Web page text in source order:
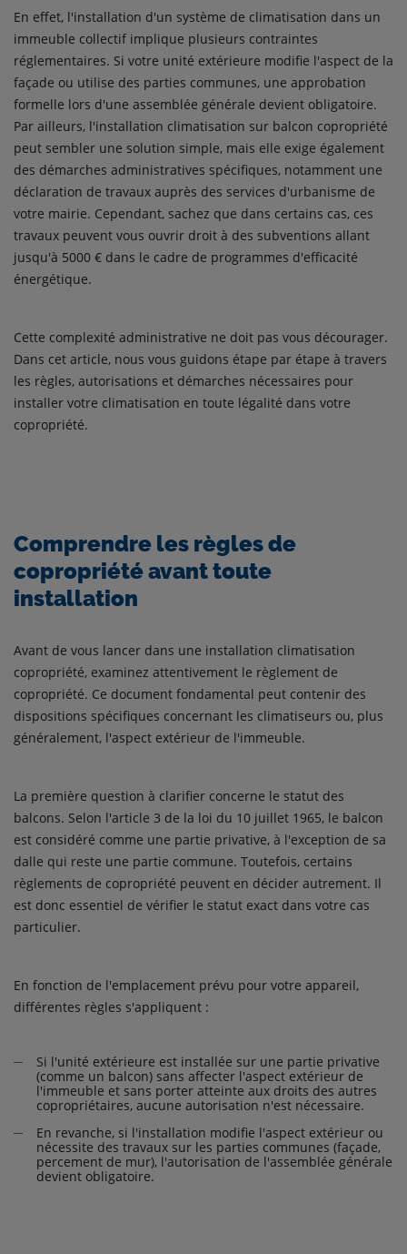
En effet, l'installation d'un système de climatisation dans un
immeuble collectif implique plusieurs contraintes
réglementaires. Si votre unité extérieure modifie l'aspect de la
façade ou utilise des parties communes, une approbation
formelle lors d'une assemblée générale devient obligatoire.
Par ailleurs, l'installation climatisation sur balcon copropriété
peut sembler une solution simple, mais elle exige également
des démarches administratives spécifiques, notamment une
déclaration de travaux auprès des services d'urbanisme de
votre mairie. Cependant, sachez que dans certains cas, ces
travaux peuvent vous ouvrir droit à des subventions allant
jusqu'à 5000 € dans le cadre de programmes d'efficacité
énergétique.
Cette complexité administrative ne doit pas vous décourager.
Dans cet article, nous vous guidons étape par étape à travers
les règles, autorisations et démarches nécessaires pour
installer votre climatisation en toute légalité dans votre
copropriété.
Comprendre les règles de
copropriété avant toute
installation
Avant de vous lancer dans une installation climatisation
copropriété, examinez attentivement le règlement de
copropriété. Ce document fondamental peut contenir des
dispositions spécifiques concernant les climatiseurs ou, plus
généralement, l'aspect extérieur de l'immeuble.
La première question à clarifier concerne le statut des
balcons. Selon l'article 3 de la loi du 10 juillet 1965, le balcon
est considéré comme une partie privative, à l'exception de sa
dalle qui reste une partie commune. Toutefois, certains
règlements de copropriété peuvent en décider autrement. Il
est donc essentiel de vérifier le statut exact dans votre cas
particulier.
En fonction de l'emplacement prévu pour votre appareil,
différentes règles s'appliquent :
Si l'unité extérieure est installée sur une partie privative
(comme un balcon) sans affecter l'aspect extérieur de
l'immeuble et sans porter atteinte aux droits des autres
copropriétaires, aucune autorisation n'est nécessaire.
En revanche, si l'installation modifie l'aspect extérieur ou
nécessite des travaux sur les parties communes (façade,
percement de mur), l'autorisation de l'assemblée générale
devient obligatoire.